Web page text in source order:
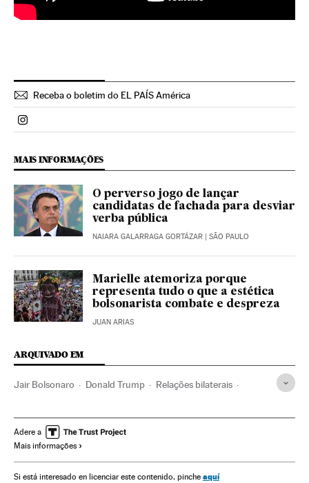
Receba o boletim do EL PAÍS América
Politica El País Brasil en Instagram
MAIS INFORMAÇÕES
O perverso jogo de lançar
candidatas de fachada para desviar
verba pública
NAIARA GALARRAGA GORTÁZAR | SÃO PAULO
Marielle atemoriza porque
representa tudo o que a estética
bolsonarista combate e despreza
JUAN ARIAS
ARQUIVADO EM
Jair Bolsonaro Donald Trump Relações bilaterais
Governo Brasil Brasil América do Norte
América do Sul
América Relações exteriores Administração pública
Adere a
Mais informações
Si está interesado en licenciar este contenido, pinche aquí